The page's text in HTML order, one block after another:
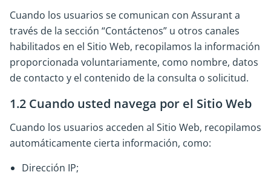
Cuando los usuarios se comunican con Assurant a
través de la sección “Contáctenos” u otros canales
habilitados en el Sitio Web, recopilamos la información
proporcionada voluntariamente, como nombre, datos
de contacto y el contenido de la consulta o solicitud.
1.2 Cuando usted navega por el Sitio Web
Cuando los usuarios acceden al Sitio Web, recopilamos
automáticamente cierta información, como:
Dirección IP;